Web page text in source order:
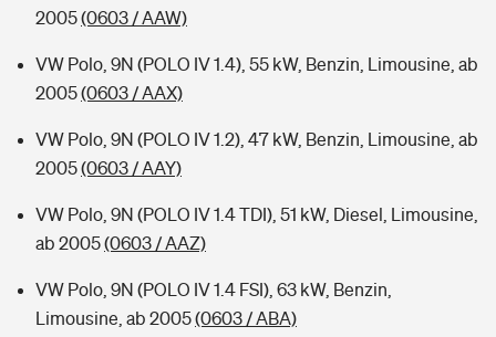
2005(0603 / AAW)
VW Polo, 9N (POLO IV 1.4), 55 kW, Benzin, Limousine, ab
2005(0603 / AAX)
VW Polo, 9N (POLO IV 1.2), 47 kW, Benzin, Limousine, ab
2005(0603 / AAY)
VW Polo, 9N (POLO IV 1.4 TDI), 51 kW, Diesel, Limousine,
ab 2005(0603 / AAZ)
VW Polo, 9N (POLO IV 1.4 FSI), 63 kW, Benzin,
Limousine, ab 2005(0603 / ABA)